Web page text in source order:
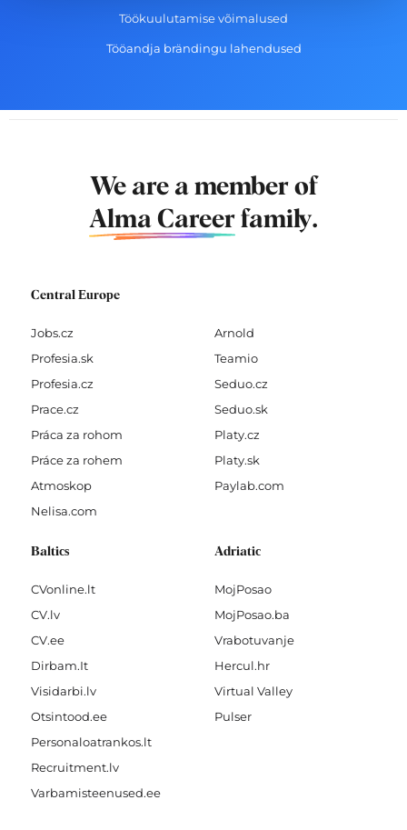
Töökuulutamise võimalused
Tööandja brändingu lahendused
We are a member of
Alma Career family.
Central Europe
Jobs.cz
Profesia.sk
Profesia.cz
Prace.cz
Práca za rohom
Práce za rohem
Atmoskop
Nelisa.com
Arnold
Teamio
Seduo.cz
Seduo.sk
Platy.cz
Platy.sk
Paylab.com
Baltics
CVonline.lt
CV.lv
CV.ee
Dirbam.It
Visidarbi.lv
Otsintood.ee
Personaloatrankos.lt
Recruitment.lv
Varbamisteenused.ee
Adriatic
MojPosao
MojPosao.ba
Vrabotuvanje
Hercul.hr
Virtual Valley
Pulser